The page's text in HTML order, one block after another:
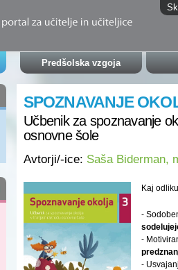
Predšolska vzgoja
SPOZNAVANJE
Učbenik za spoznavanje
osnovne šole
Avtorji/-ice: Saša Biderman,
Kaj
-
-
-